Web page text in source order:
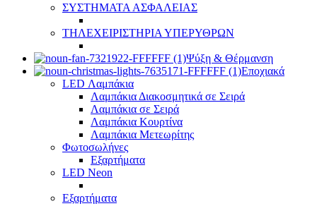
ΣΥΣΤΗΜΑΤΑ ΑΣΦΑΛΕΙΑΣ
ΤΗΛΕΧΕΙΡΙΣΤΗΡΙΑ ΥΠΕΡΥΘΡΩΝ
Ψύξη & Θέρμανση
Εποχιακά
LED Λαμπάκια
Λαμπάκια Διακοσμητικά σε Σειρά
Λαμπάκια σε Σειρά
Λαμπάκια Κουρτίνα
Λαμπάκια Μετεωρίτης
Φωτοσωλήνες
Εξαρτήματα
LED Neon
Εξαρτήματα